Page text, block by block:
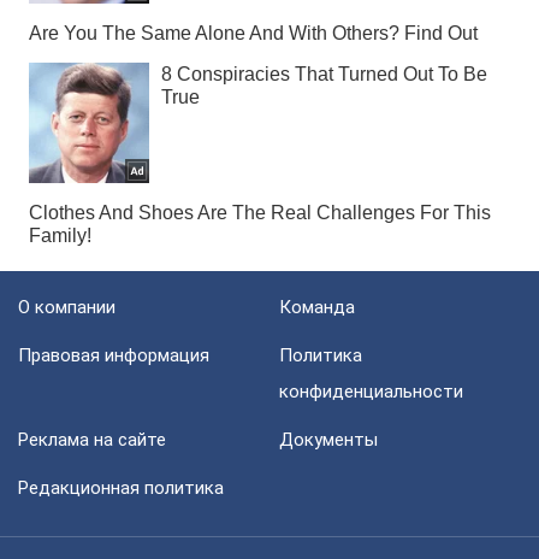
О компании Команда
Правовая информация
Политика
конфиденциальности
Реклама на сайте Документы
Редакционная политика